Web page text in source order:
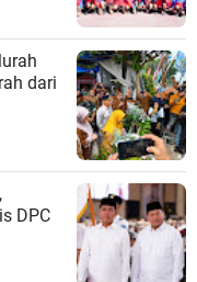
dari
DPC